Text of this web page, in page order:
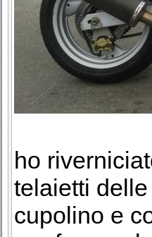
ho
telaietti
cupolino e